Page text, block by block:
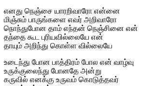
எனது நெஞ்சை யாரறிவாரோ என்னை
மிஞ்சும் பாருங்களை எவர் அறிவாரோ
நொந்துபோன தாம் எந்தன் நெஞ்சினை என்
தந்தை கூட புரியவில்லையே என்
தாயும் அறிந்து கொள்ள வில்லையே
உடைந்து போன பாத்திரம் போல என் வாழ்வு
உருக்குலைந்து போனதே அன்று
கருவில் எனக்கு உருவம் கொடுத்தவர்